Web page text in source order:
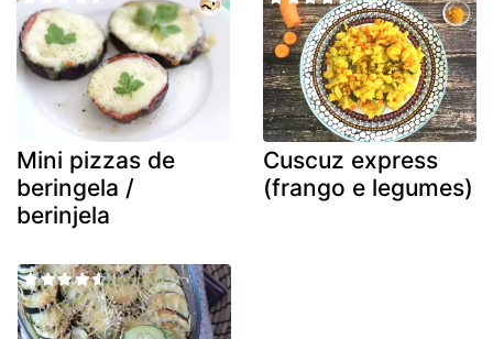
Mini pizzas de
beringela /
berinjela
Cuscuz express
(frango e legumes)